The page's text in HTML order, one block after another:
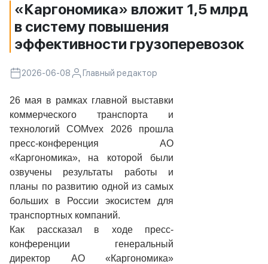
«Каргономика» вложит 1,5 млрд
в систему повышения
эффективности грузоперевозок
2026-06-08 Главный редактор
26 мая в рамках главной выставки
коммерческого транспорта и
технологий COMvex 2026 прошла
пресс-конференция АО
«Каргономика», на которой были
озвучены результаты работы и
планы по развитию одной из самых
больших в России экосистем для
транспортных компаний.
Как рассказал в ходе пресс-
конференции генеральный
директор АО «Каргономика»